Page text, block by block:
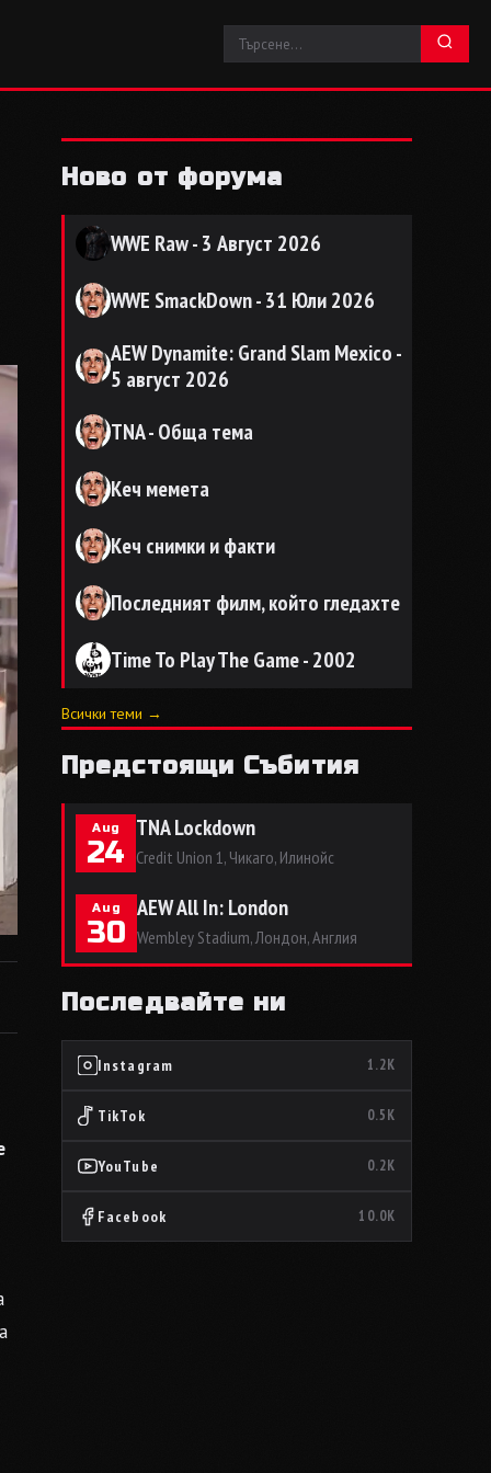
Ново от форума
WWE Raw - 3 Август 2026
WWE SmackDown - 31 Юли 2026
AEW Dynamite: Grand Slam Mexico -
5 август 2026
TNA - Обща тема
Кеч мемета
Кеч снимки и факти
Последният филм, който гледахте
Time To Play The Game - 2002
Всички теми →
Предстоящи Събития
Aug
24
TNA Lockdown
Credit Union 1, Чикаго, Илинойс
Aug
30
AEW All In: London
Wembley Stadium, Лондон, Англия
Последвайте ни
Instagram 1.2K
TikTok 0.5K
YouTube 0.2K
Facebook 10.0K